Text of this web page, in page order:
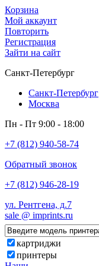
Корзина
Мой аккаунт
Повторить
Регистрация
Зайти на сайт
Санкт-Петербург
Санкт-Петербург
Москва
Пн - Пт 9:00 - 18:00
+7 (812) 940-58-74
Обратный звонок
+7 (812) 946-28-19
ул. Рентгена, д.7
sale @ imprints.ru
картриджи
принтеры